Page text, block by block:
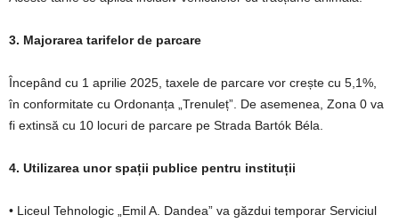
3. Majorarea tarifelor de parcare
Începând cu 1 aprilie 2025, taxele de parcare vor crește cu 5,1%,
în conformitate cu Ordonanța „Trenuleț”. De asemenea, Zona 0 va
fi extinsă cu 10 locuri de parcare pe Strada Bartók Béla.
4. Utilizarea unor spații publice pentru instituții
• Liceul Tehnologic „Emil A. Dandea” va găzdui temporar Serviciul